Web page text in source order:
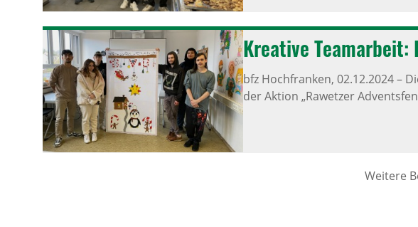
Krea­tive
bfz Hochfranken, 02.12.2024–
der Aktion „Rawetzer
Weitere